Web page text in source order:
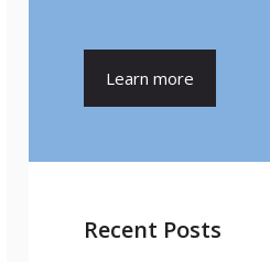
Learn more
Recent Posts